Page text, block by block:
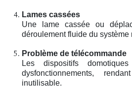
Lames cassées
Une lame cassée ou
déroulement fluide du système
Problème de télécommande
Les dispositifs
dysfonctionnements,
inutilisable.